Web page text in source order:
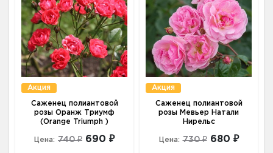
Акция
Саженец полиантовой
розы Оранж Триумф
(Orange Triumph )
Цена: 740 ₽ 690 ₽
Акция
Саженец полиантовой
розы Мевьер Натали
Нирельс
Цена: 730 ₽ 680 ₽